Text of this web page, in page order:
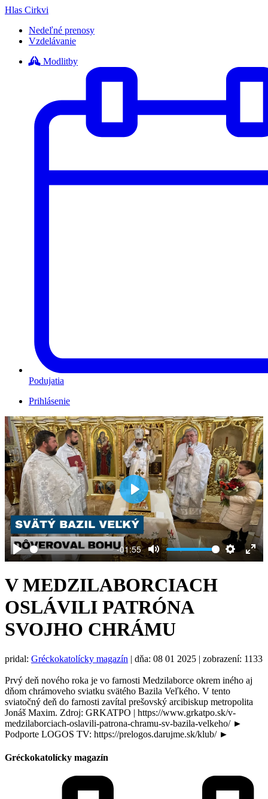
Hlas Cirkvi
Nedeľné prenosy
Vzdelávanie
Modlitby
Podujatia
Prihlásenie
Play
-01:55
Mute Settings
Play
V MEDZILABORCIACH
OSLÁVILI PATRÓNA
SVOJHO CHRÁMU
pridal: Gréckokatolícky magazín | dňa: 08 01 2025 | zobrazení: 1133
Prvý deň nového roka je vo farnosti Medzilaborce okrem iného aj
dňom chrámoveho sviatku svätého Bazila Veľkého. V tento
sviatočný deň do farnosti zavítal prešovský arcibiskup metropolita
Jonáš Maxim. Zdroj: GRKATPO | https://www.grkatpo.sk/v-
medzilaborciach-oslavili-patrona-chramu-sv-bazila-velkeho/ ►
Podporte LOGOS TV: https://prelogos.darujme.sk/klub/ ►
Gréckokatolícky magazín